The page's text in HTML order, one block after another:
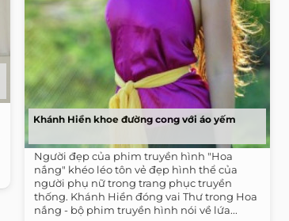
Khánh Hiền khoe đường cong với áo yếm
Người đẹp của phim truyền hình "Hoa
nắng" khéo léo tôn vẻ đẹp hình thể của
người phụ nữ trong trang phục truyền
thống. Khánh Hiền đóng vai Thư trong Hoa
nắng - bộ phim truyền hình nói về lứa...